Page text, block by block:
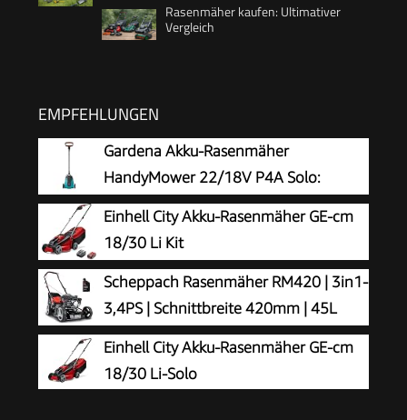
Rasenmäher kaufen: Ultimativer
Vergleich
EMPFEHLUNGEN
Gardena Akku-Rasenmäher
HandyMower 22/18V P4A Solo:
Kompakt, Leichtgewicht, Mulchmesser,
Rasenflächen bis 50 m², Kabellos (14620-55)
Einhell City Akku-Rasenmäher GE-cm
18/30 Li Kit
Scheppach Rasenmäher RM420 | 3in1-
3,4PS | Schnittbreite 420mm | 45L
Fangkorb | Schnitthöhenverstellung
25-75 mm | inkl. Motoröl
Einhell City Akku-Rasenmäher GE-cm
18/30 Li-Solo